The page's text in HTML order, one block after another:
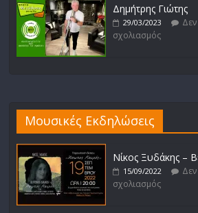
Δημήτρης Γιώτης
29/03/2023
σχολιασμός
Μουσικές Εκδηλώσεις
Νίκος Ξυδάκης –
15/09/2022
σχολιασμός